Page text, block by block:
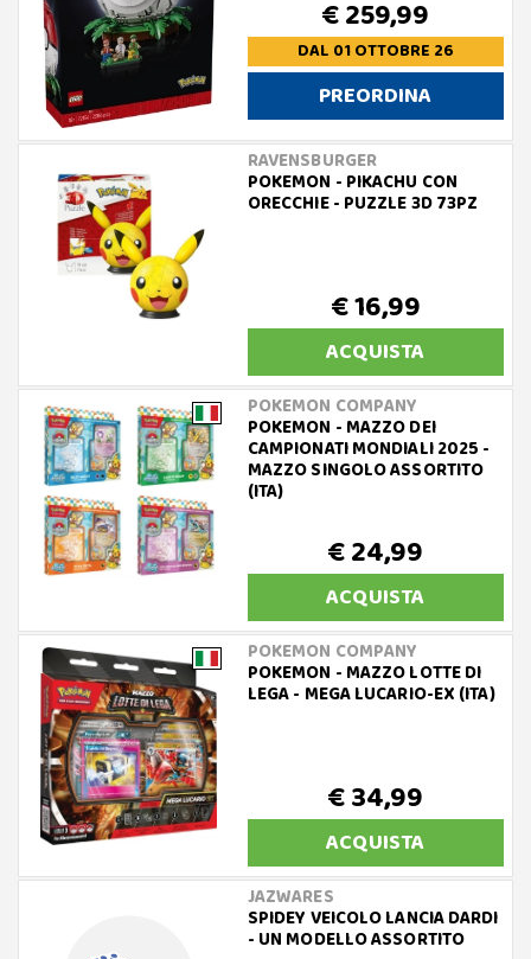
€ 259,99
DAL 01 OTTOBRE 26
PREORDINA
RAVENSBURGER
POKEMON - PIKACHU CON
ORECCHIE - PUZZLE 3D 73PZ
€ 16,99
ACQUISTA
POKEMON COMPANY
POKEMON - MAZZO DEI
CAMPIONATI MONDIALI 2025 -
MAZZO SINGOLO ASSORTITO
(ITA)
€ 24,99
ACQUISTA
POKEMON COMPANY
POKEMON - MAZZO LOTTE DI
LEGA - MEGA LUCARIO-EX (ITA)
€ 34,99
ACQUISTA
JAZWARES
SPIDEY VEICOLO LANCIA DARDI
- UN MODELLO ASSORTITO